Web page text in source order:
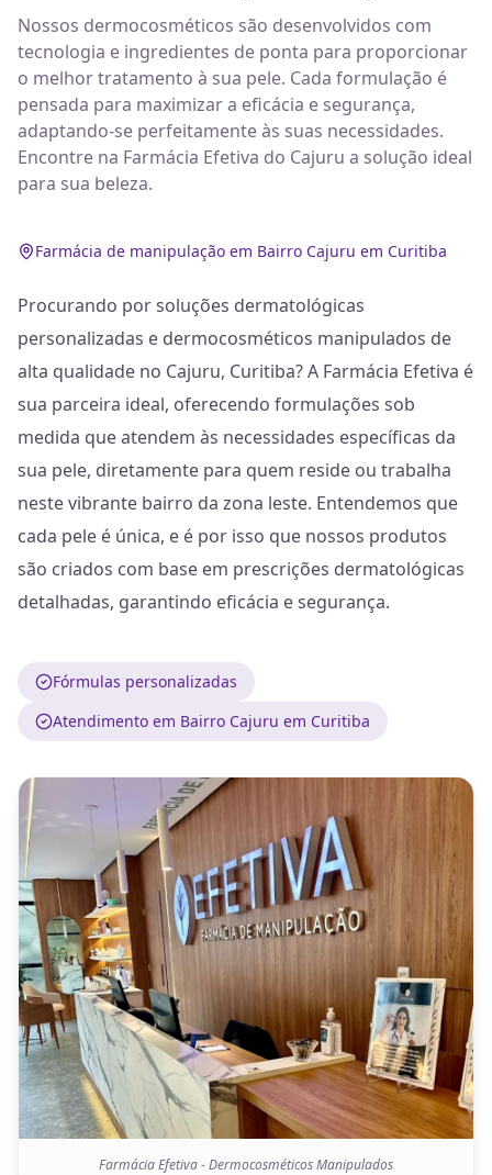
Nossos dermocosméticos são desenvolvidos com
tecnologia e ingredientes de ponta para proporcionar
o melhor tratamento à sua pele. Cada formulação é
pensada para maximizar a eficácia e segurança,
adaptando-se perfeitamente às suas necessidades.
Encontre na Farmácia Efetiva do Cajuru a solução ideal
para sua beleza.
Farmácia de manipulação em Bairro Cajuru em Curitiba
Procurando por soluções dermatológicas
personalizadas e dermocosméticos manipulados de
alta qualidade no Cajuru, Curitiba? A Farmácia Efetiva é
sua parceira ideal, oferecendo formulações sob
medida que atendem às necessidades específicas da
sua pele, diretamente para quem reside ou trabalha
neste vibrante bairro da zona leste. Entendemos que
cada pele é única, e é por isso que nossos produtos
são criados com base em prescrições dermatológicas
detalhadas, garantindo eficácia e segurança.
Fórmulas personalizadas
Atendimento em Bairro Cajuru em Curitiba
Farmácia Efetiva - Dermocosméticos Manipulados